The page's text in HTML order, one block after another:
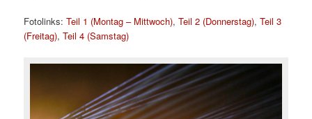
Fotolinks:Teil 1 (Montag – Mittwoch),Teil 2 (Donnerstag),Teil 3
(Freitag),Teil 4 (Samstag)